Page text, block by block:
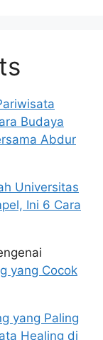
Budaya
Abdur
Universitas
Ini 6 Cara
yang Cocok
yang Paling
Healing di